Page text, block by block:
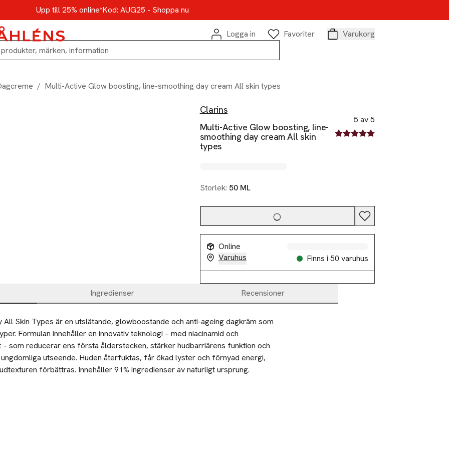
Upp till 25% online*Kod: AUG25 - Shoppa nu
Logga in
Favoriter
Varukorg
/ Multi-Active Glow boosting, line-smoothing day cream All skin types
Clarins
Multi-Active Glow boosting, line-
smoothing day cream All skin
types
5 av 5
5 av fem stjärnor
Storlek: 50 ML
Online
Varuhus
Finns i 50 varuhus
Ingredienser Recensioner
All Skin Types är en utslätande, glowboostande och anti-ageing dagkräm som
Formulan innehåller en innovativ teknologi – med niacinamid och
som reducerar ens första ålderstecken, stärker hudbarriärens funktion och
utseende. Huden återfuktas, får ökad lyster och förnyad energi,
förbättras. Innehåller 91% ingredienser av naturligt ursprung.
och finare hudtextur
från 30 år